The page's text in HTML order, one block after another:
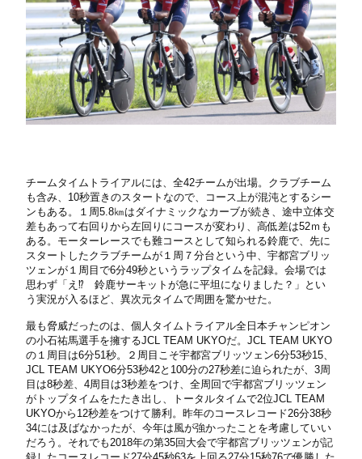
チームタイムトライアルには、全42チームが出場。クラブチーム
も含み、10秒置きのスタートなので、コース上が混沌とするシー
ンもある。１周5.8㎞はダイナミックなカーブが続き、途中立体交
差もあって右回りから左回りにコースが変わり、高低差は52ｍも
ある。モーターレースでも難コースとして知られる鈴鹿で、先に
スタートしたクラブチームが１周７分台という中、宇都宮ブリッ
ツェンが１周目で6分49秒というラップタイムを記録。会場では
思わず「え⁉ 鈴鹿サーキットが急に平坦になりました？」とい
う実況が入るほど、異次元タイムで周囲を驚かせた。
最も脅威だったのは、個人タイムトライアル全日本チャンピオン
の小石祐馬選手を擁するJCL TEAM UKYOだ。JCL TEAM UKYO
の１周目は6分51秒。２周目こそ宇都宮ブリッツェン6分53秒15、
JCL TEAM UKYO6分53秒42と100分の27秒差に迫られたが、3周
目は8秒差、4周目は3秒差をつけ、全周回で宇都宮ブリッツェン
がトップタイムをたたき出し、トータルタイムで2位JCL TEAM
UKYOから12秒差をつけて勝利。昨年のコースレコード26分38秒
34には及ばなかったが、今年は風が強かったことを考慮していい
だろう。それでも2018年の第35回大会で宇都宮ブリッツェンが記